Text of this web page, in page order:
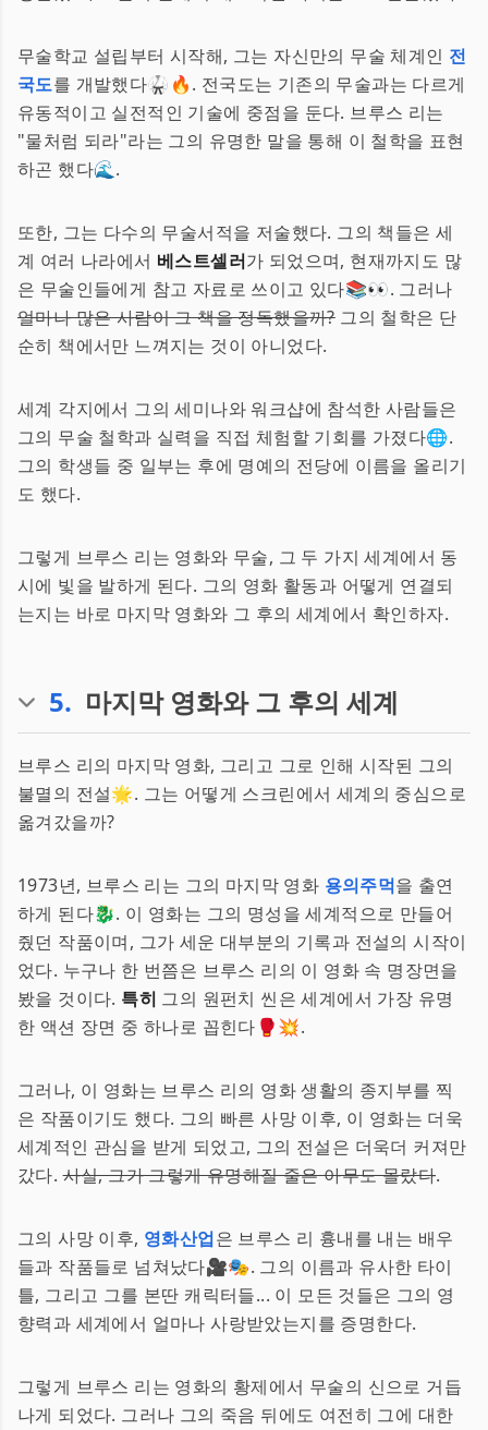
무술학교 설립부터 시작해, 그는 자신만의 무술 체계인 전
국도를 개발했다🥋🔥. 전국도는 기존의 무술과는 다르게
유동적이고 실전적인 기술에 중점을 둔다. 브루스 리는
"물처럼 되라"라는 그의 유명한 말을 통해 이 철학을 표현
하곤 했다🌊.
또한, 그는 다수의 무술서적을 저술했다. 그의 책들은 세
계 여러 나라에서 베스트셀러가 되었으며, 현재까지도 많
은 무술인들에게 참고 자료로 쓰이고 있다📚👀. 그러나
얼마나 많은 사람이 그 책을 정독했을까?그의 철학은 단
순히 책에서만 느껴지는 것이 아니었다.
세계 각지에서 그의 세미나와 워크샵에 참석한 사람들은
그의 무술 철학과 실력을 직접 체험할 기회를 가졌다🌐.
그의 학생들 중 일부는 후에 명예의 전당에 이름을 올리기
도 했다.
그렇게 브루스 리는 영화와 무술, 그 두 가지 세계에서 동
시에 빛을 발하게 된다. 그의 영화 활동과 어떻게 연결되
는지는 바로 마지막 영화와 그 후의 세계에서 확인하자.
5. 마지막 영화와 그 후의 세계
브루스 리의 마지막 영화, 그리고 그로 인해 시작된 그의
불멸의 전설🌟. 그는 어떻게 스크린에서 세계의 중심으로
옮겨갔을까?
1973년, 브루스 리는 그의 마지막 영화 용의주먹을 출연
하게 된다🐉. 이 영화는 그의 명성을 세계적으로 만들어
줬던 작품이며, 그가 세운 대부분의 기록과 전설의 시작이
었다. 누구나 한 번쯤은 브루스 리의 이 영화 속 명장면을
봤을 것이다. 특히 그의 원펀치 씬은 세계에서 가장 유명
한 액션 장면 중 하나로 꼽힌다🥊💥.
그러나, 이 영화는 브루스 리의 영화 생활의 종지부를 찍
은 작품이기도 했다. 그의 빠른 사망 이후, 이 영화는 더욱
세계적인 관심을 받게 되었고, 그의 전설은 더욱더 커져만
갔다.사실, 그가 그렇게 유명해질 줄은 아무도 몰랐다.
그의 사망 이후, 영화산업은 브루스 리 흉내를 내는 배우
들과 작품들로 넘쳐났다🎥🎭. 그의 이름과 유사한 타이
틀, 그리고 그를 본딴 캐릭터들... 이 모든 것들은 그의 영
향력과 세계에서 얼마나 사랑받았는지를 증명한다.
그렇게 브루스 리는 영화의 황제에서 무술의 신으로 거듭
나게 되었다. 그러나 그의 죽음 뒤에도 여전히 그에 대한